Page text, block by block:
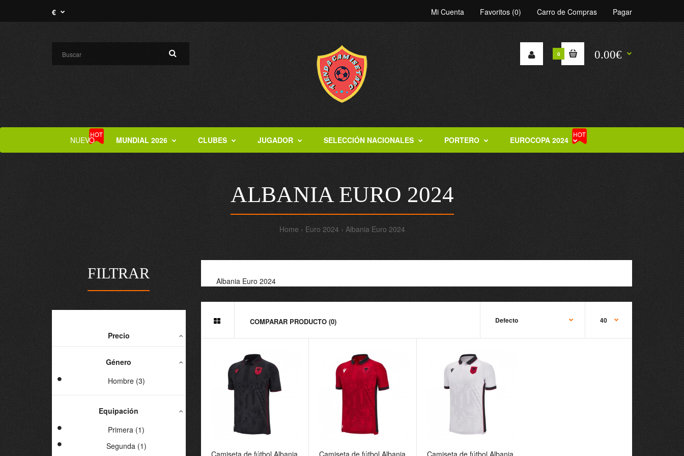
Mi Cuenta Favoritos (0) Carro de Compras Pagar
€
0 0.00€
NUEVO MUNDIAL 2026 CLUBES JUGADOR SELECCIÓN NACIONALES PORTERO EUROCOPA 2024
ALBANIA EURO 2024
Home Euro 2024 Albania Euro 2024
FILTRAR
Precio
Género
Hombre (3)
Equipación
Primera (1)
Segunda (1)
Albania Euro 2024
COMPARAR PRODUCTO (0)
Camiseta de fútbol Albania
Camiseta de fútbol Albania
Camiseta de fútbol Albania
Camiseta de fútbol Albania
Camiseta de fútbol Albania
Camiseta de fútbol Albania